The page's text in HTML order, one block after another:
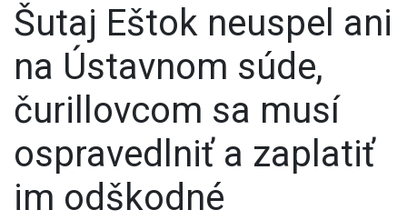
Šutaj Eštok neuspel ani
na Ústavnom súde,
čurillovcom sa musí
ospravedlniť a zaplatiť
im odškodné